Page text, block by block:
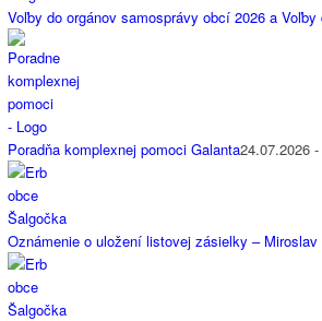
Voľby do orgánov samosprávy obcí 2026 a
Poradňa komplexnej pomoci Galanta24.07.2026
Oznámenie o uložení listovej zásielky – Miroslav